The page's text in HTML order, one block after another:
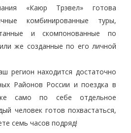
«Каюр Трэвел» готова
комбинированные туры,
и скомпонованные по
же созданные по его личной
регион находится достаточно
Районов России и поездка в
само по себе отдельное
человек готов похвастаться,
семь часов подряд!